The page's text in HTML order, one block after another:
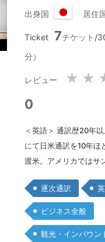
出身国
本
居住
Ticket 7チケット/
分）
レビュー ★ ★
0
＜英語＞ 通訳歴20年
にて日米通訳を10年ほ
渡米。アメリカではサ
日英翻訳を行っており
ってからは外資系企業
管理職を長年行ってい
交渉など高度な駆け引
逐次通訳
ビジネス全般
観光・インバウン